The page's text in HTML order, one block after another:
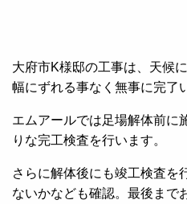
大府市K様邸の工事は、天候
幅にずれる事なく無事に完了
エムアールでは足場解体前に
りな完工検査を行います。
さらに解体後にも竣工検査を
ないかなども確認。最後まで